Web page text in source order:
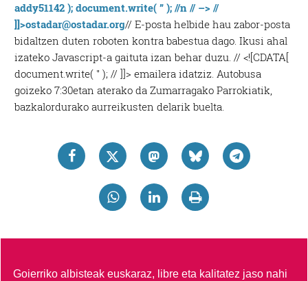
addy51142 ); document.write( ” ); //n // –> //
]]>ostadar@ostadar.org// E-posta helbide hau zabor-posta
bidaltzen duten roboten kontra babestua dago. Ikusi ahal
izateko Javascript-a gaituta izan behar duzu. // <![CDATA[
document.write( '’ ); // ]]> emailera idatziz. Autobusa
goizeko 7:30etan aterako da Zumarragako Parrokiatik,
bazkalordurako aurreikusten delarik buelta.
Goierriko albisteak euskaraz, libre eta kalitatez jaso nahi